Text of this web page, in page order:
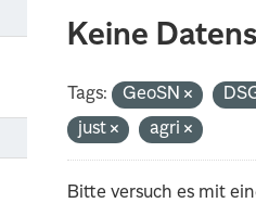
Keine
Tags: GeoSN
just
agri
Bitte versuch es mit